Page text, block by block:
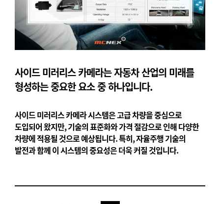
사이드 미러리스 카메라는 자동차 산업의 미래를
형성하는 중요한 요소 중 하나입니다.
사이드 미러리스 카메라 시스템은 고급 차량을 중심으로
도입되어 왔지만, 기술의 표준화와 가격 절감으로 인해 다양한
차량에 적용될 것으로 예상됩니다. 특히, 자율주행 기술의
발전과 함께 이 시스템의 중요성은 더욱 커질 것입니다.